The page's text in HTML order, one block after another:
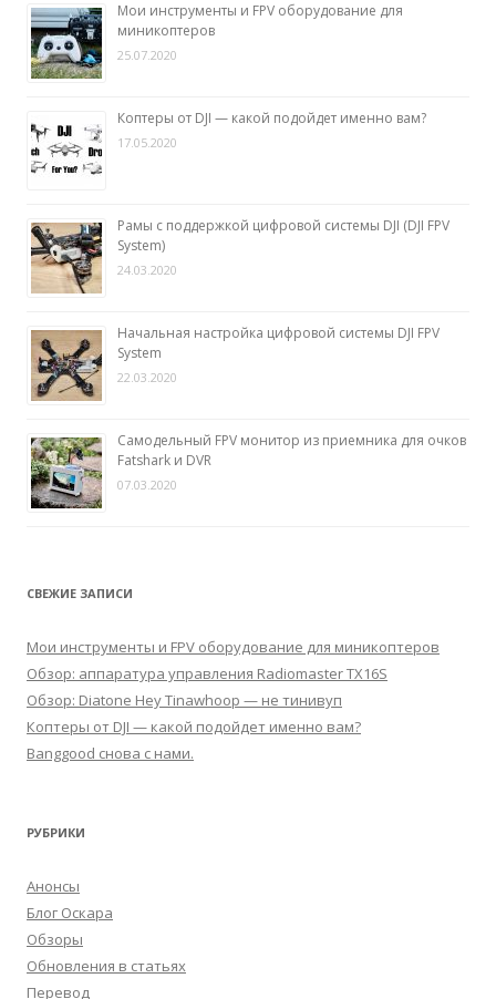
Мои инструменты и FPV оборудование для
миникоптеров
25.07.2020
Коптеры от DJI — какой подойдет именно вам?
17.05.2020
Рамы с поддержкой цифровой системы DJI (DJI FPV
System)
24.03.2020
Начальная настройка цифровой системы DJI FPV
System
22.03.2020
Самодельный FPV монитор из приемника для очков
Fatshark и DVR
07.03.2020
СВЕЖИЕ ЗАПИСИ
Мои инструменты и FPV оборудование для миникоптеров
Обзор: аппаратура управления Radiomaster TX16S
Обзор: Diatone Hey Tinawhoop — не тинивуп
Коптеры от DJI — какой подойдет именно вам?
Banggood снова с нами.
РУБРИКИ
Анонсы
Блог Оскара
Обзоры
Обновления в статьях
Перевод